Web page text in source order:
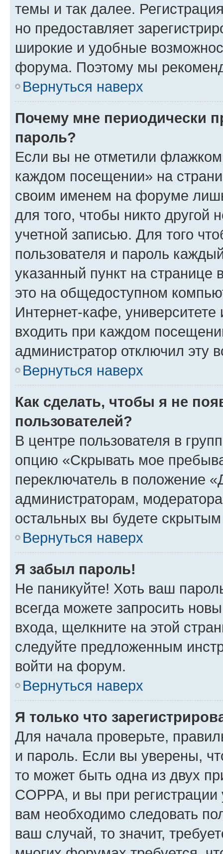
темы и так далее.
но предоставляет
широкие и удобные
форума. Поэтому мы
Вернуться наверх
Почему мне периодически
пароль?
Если вы не отметили флажком
каждом посещении» на
своим именем на форуме
для того, чтобы никто другой
учетной записью. Для того
пользователя и пароль
указанный пункт на
это на общедоступном
Интернет-кафе, университете
входить при каждом
администратор отключил эту
Вернуться наверх
Как сделать, чтобы я не
пользователей?
В центре пользователя в
опцию «Скрывать мое
переключатель в положение
администраторам,
остальных вы будете
Вернуться наверх
Я забыл пароль!
Не паникуйте! Хоть ваш
всегда можете запросить
входа, щелкните на этой
следуйте предложенным
войти на форум.
Вернуться наверх
Я только что
Для начала проверьте,
и пароль. Если вы уверены,
то может быть одна из двух
COPPA, и вы при
вам необходимо следовать
ваш случай, то значит,